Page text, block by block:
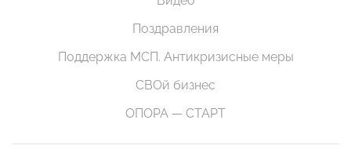
Поздравления
Поддержка МСП. Антикризисные меры
СВОй бизнес
ОПОРА — СТАРТ